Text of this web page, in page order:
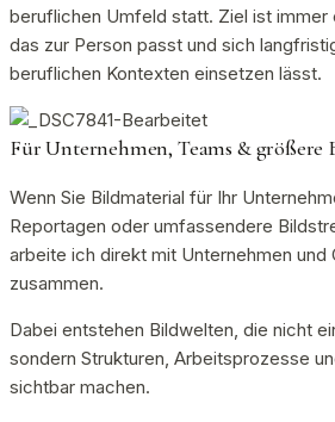
beruflichen Umfeld statt. Ziel ist immer
das zur Person passt und sich
beruflichen Kontexten einsetzen lässt.
Für Unternehmen, Teams & größere
Wenn Sie Bildmaterial für Ihr
Reportagen oder umfassendere
arbeite ich direkt mit Unternehmen und
zusammen.
Dabei entstehen Bildwelten, die nicht
sondern Strukturen, Arbeitsprozesse
sichtbar machen.